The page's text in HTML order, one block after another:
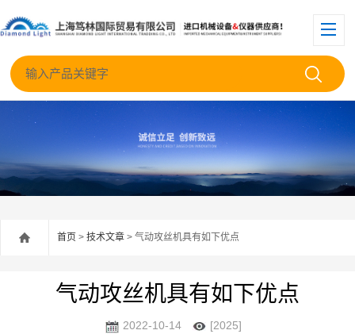
首页 > 技术文章 > 气动攻丝机具有如下优点
气动攻丝机具有如下优点
2022-10-14 [2025]